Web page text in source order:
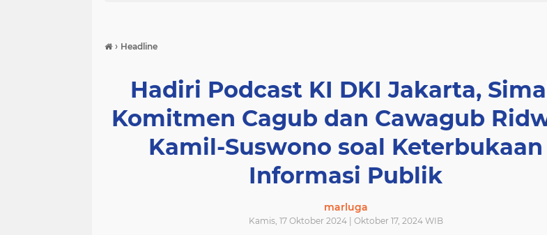
› Headline
Hadiri Podcast KI DKI Jakarta,
Komitmen Cagub dan Cawagub
Kamil-Suswono soal Keterbukaan
Informasi Publik
marluga
Kamis, 17 Oktober 2024 | Oktober 17, 2024 WIB